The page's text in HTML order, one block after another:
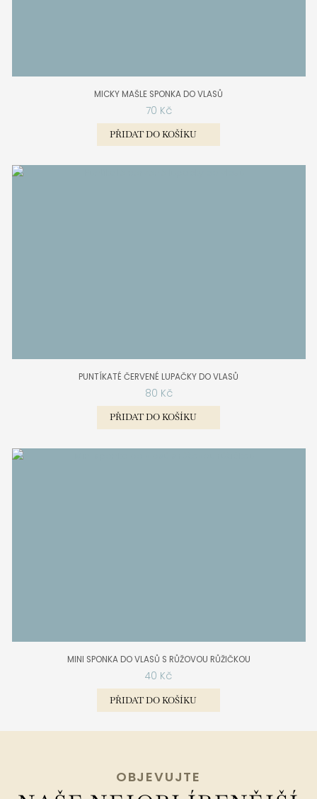
MICKY MAŠLE SPONKA DO VLASŮ
70 Kč
PŘIDAT DO KOŠÍKU
PUNTÍKATÉ ČERVENÉ LUPAČKY DO VLASŮ
80 Kč
PŘIDAT DO KOŠÍKU
MINI SPONKA DO VLASŮ S RŮŽOVOU RŮŽIČKOU
40 Kč
PŘIDAT DO KOŠÍKU
OBJEVUJTE